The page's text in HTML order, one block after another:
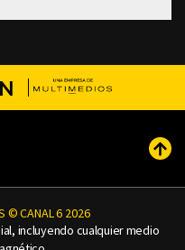
© CANAL 6 2026
incluyendo cualquier medio